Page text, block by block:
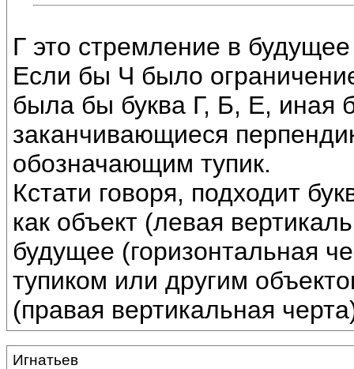
Г это стремление в
Если бы Ч было
была бы буква Г, Б, Е, иная
заканчивающиеся
обозначающим тупик.
Кстати говоря, подходит
как объект (левая
будущее (горизонтальная
тупиком или другим
(правая вертикальная
Игнатьев